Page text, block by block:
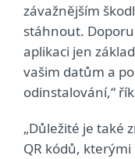
závažnějším
stáhnout.
aplikaci jen
vašim datům a
odinstalování,“
„Důležité je také
QR kódů,